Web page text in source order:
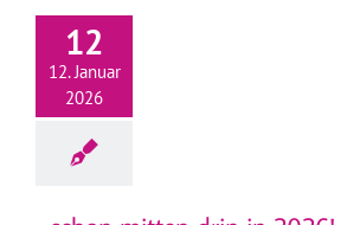
12
12. Januar
2026